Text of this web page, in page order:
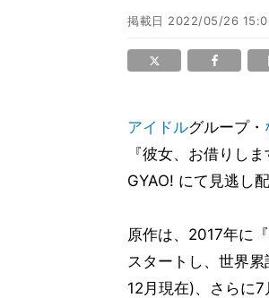
掲載日 2022/05/26
アイドルグループ・
『彼女、お借りし
GYAO! にて見逃し
原作は、2017年に
スタートし、世界
12月現在)、さらに